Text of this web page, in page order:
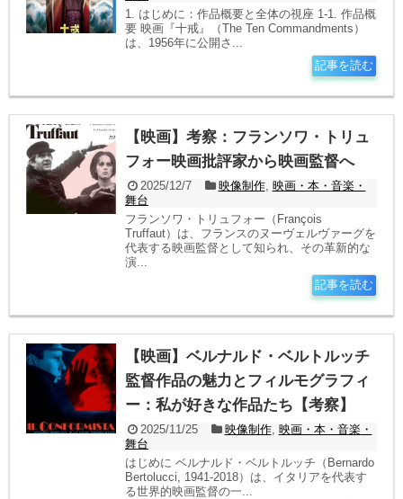
1. はじめに：作品概要と全体の視座 1-1. 作品概
要 映画『十戒』（The Ten Commandments）
は、1956年に公開さ...
記事を読む
【映画】考察：フランソワ・トリュ
フォー映画批評家から映画監督へ
2025/12/7 映像制作, 映画・本・音楽・
舞台
フランソワ・トリュフォー（François
Truffaut）は、フランスのヌーヴェルヴァーグを
代表する映画監督として知られ、その革新的な
演...
記事を読む
【映画】ベルナルド・ベルトルッチ
監督作品の魅力とフィルモグラフィ
ー：私が好きな作品たち【考察】
2025/11/25 映像制作, 映画・本・音楽・
舞台
はじめに ベルナルド・ベルトルッチ（Bernardo
Bertolucci, 1941-2018）は、イタリアを代表す
る世界的映画監督の一...